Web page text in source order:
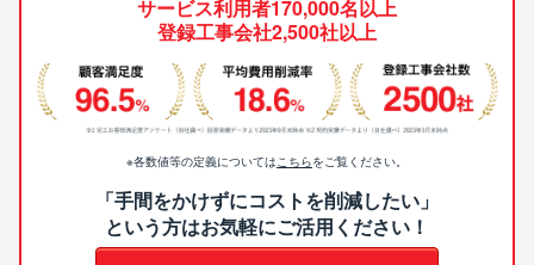
サービス利用者170,000名以上
登録工事会社2,500社以上
※各数値等の定義についてはこちらをご覧ください。
「手間をかけずにコストを削減したい」
という方はお気軽にご活用ください！